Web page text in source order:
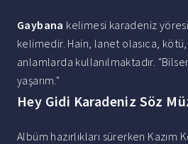
Gaybana kelimesi karadeniz
kelimedir. Hain, lanet olasıca, kötü,
anlamlarda kullanılmaktadır.
yaşarım."
Hey Gidi Karadeniz Söz
Albüm hazırlıkları sürerken Kazım